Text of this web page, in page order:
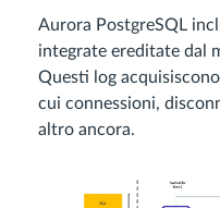
Aurora PostgreSQL
integrate ereditate dal
Questi log
cui connessioni,
altro ancora.